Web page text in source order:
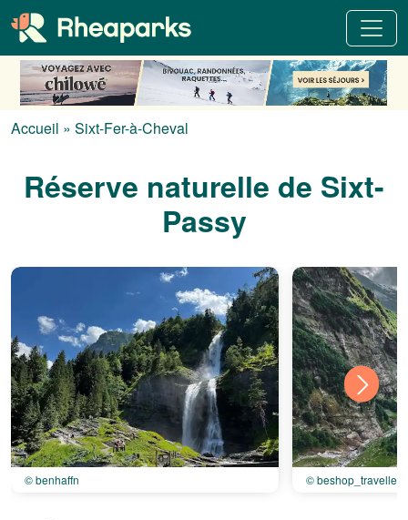
Accueil » Sixt-Fer-à-Cheval
Réserve naturelle de Sixt-
Passy
© benhaffn © beshop_traveller